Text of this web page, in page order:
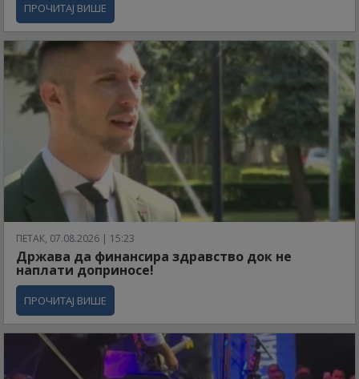
ПРОЧИТАЈ ВИШЕ
ПЕТАК, 07.08.2026 | 15:23
Држава да финансира здравство док не
наплати доприносе!
ПРОЧИТАЈ ВИШЕ